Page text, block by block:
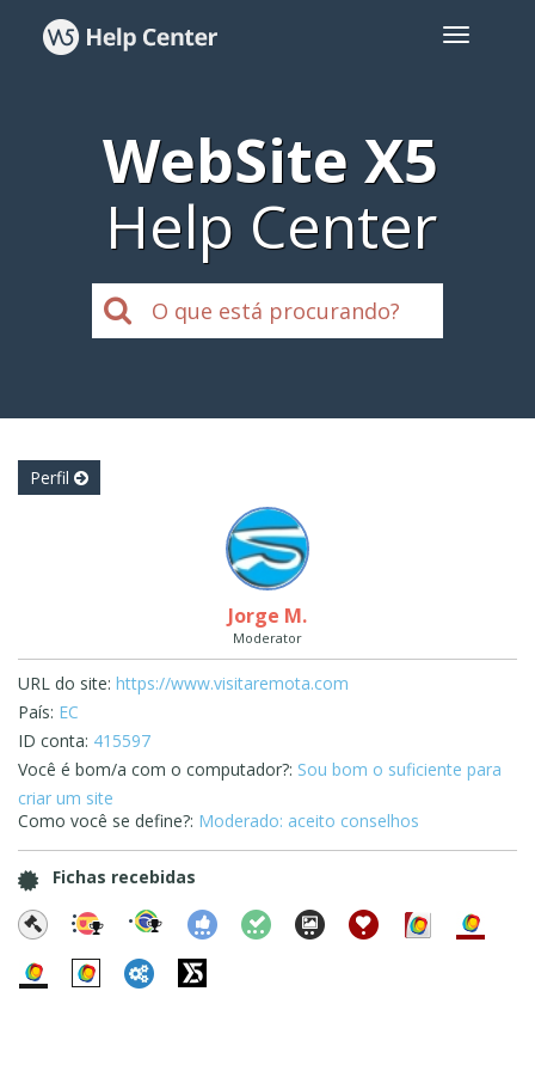
WebSite X5
Help Center
Perfil
Jorge M.
Moderator
URL do site: https://www.visitaremota.com
País: EC
ID conta: 415597
Você é bom/a com o computador?: Sou bom o suficiente para
criar um site
Como você se define?: Moderado: aceito conselhos
Fichas recebidas